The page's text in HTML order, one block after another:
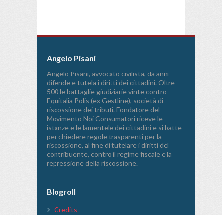
Angelo Pisani
Angelo Pisani, avvocato civilista, da anni
difende e tutela i diritti dei cittadini. Oltre
500 le battaglie giudiziarie vinte contro
Equitalia Polis (ex Gestline), società di
riscossione dei tributi. Fondatore del
Movimento Noi Consumatori riceve le
istanze e le lamentele dei cittadini e si batte
per chiedere regole trasparenti per la
riscossione, al fine di tutelare i diritti del
contribuente, contro il regime fiscale e la
repressione della riscossione.
Blogroll
Credits